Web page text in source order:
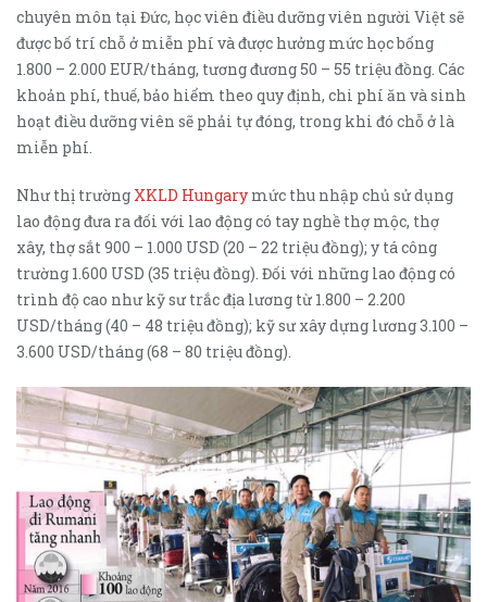
chuyên môn tại Đức, học viên điều dưỡng viên người Việt sẽ
được bố trí chỗ ở miễn phí và được hưởng mức học bổng
1.800 – 2.000 EUR/tháng, tương đương 50 – 55 triệu đồng. Các
khoản phí, thuế, bảo hiểm theo quy định, chi phí ăn và sinh
hoạt điều dưỡng viên sẽ phải tự đóng, trong khi đó chỗ ở là
miễn phí.
Như thị trường XKLD Hungary mức thu nhập chủ sử dụng
lao động đưa ra đối với lao động có tay nghề thợ mộc, thợ
xây, thợ sắt 900 – 1.000 USD (20 – 22 triệu đồng); y tá công
trường 1.600 USD (35 triệu đồng). Đối với những lao động có
trình độ cao như kỹ sư trắc địa lương từ 1.800 – 2.200
USD/tháng (40 – 48 triệu đồng); kỹ sư xây dựng lương 3.100 –
3.600 USD/tháng (68 – 80 triệu đồng).